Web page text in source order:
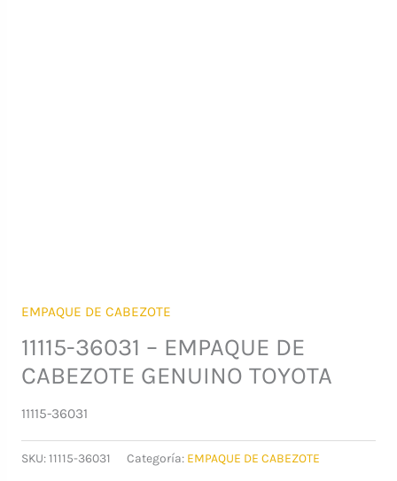
EMPAQUE DE CABEZOTE
11115-36031 – EMPAQUE DE
CABEZOTE GENUINO TOYOTA
11115-36031
SKU:11115-36031 Categoría: EMPAQUE DE CABEZOTE